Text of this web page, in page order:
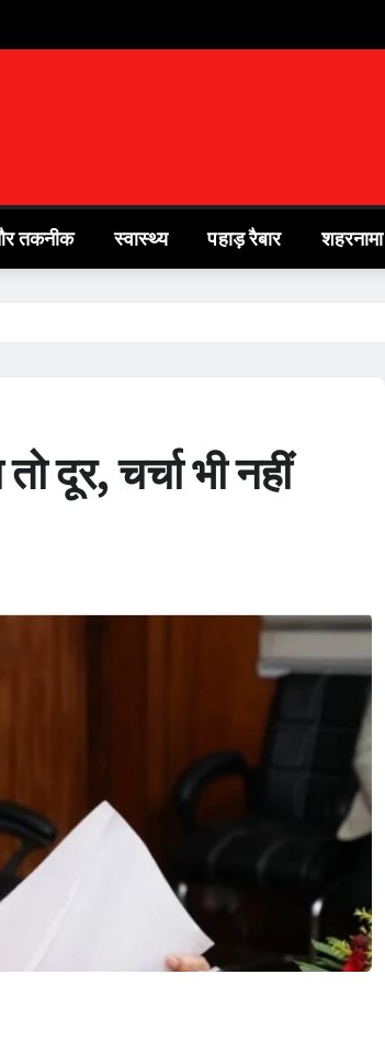
तकनीक स्वास्थ्य पहाड़ रैबार शहरनामा
दूर, चर्चा भी नहीं